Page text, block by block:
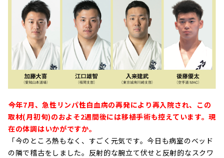
――今年7月、急性リンパ性白血病の再発により再入院され、この
取材(月初旬)のおよそ2週間後には移植手術も控えています。現
在の体調はいかがですか。
「今のところ熱もなく、すごく元気です。今日も病室のベッド
の隣で稽古をしました。反射的な腕立て伏せと反射的なスクワ